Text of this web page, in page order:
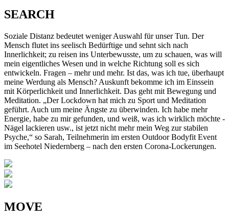
SEARCH
Soziale Distanz bedeutet weniger Auswahl für unser Tun. Der
Mensch flutet ins seelisch Bedürftige und sehnt sich nach
Innerlichkeit; zu reisen ins Unterbewusste, um zu schauen, was will
mein eigentliches Wesen und in welche Richtung soll es sich
entwickeln. Fragen – mehr und mehr. Ist das, was ich tue, überhaupt
meine Werdung als Mensch? Auskunft bekomme ich im Einssein
mit Körperlichkeit und Innerlichkeit. Das geht mit Bewegung und
Meditation. „Der Lockdown hat mich zu Sport und Meditation
geführt. Auch um meine Ängste zu überwinden. Ich habe mehr
Energie, habe zu mir gefunden, und weiß, was ich wirklich möchte -
Nägel lackieren usw., ist jetzt nicht mehr mein Weg zur stabilen
Psyche,“ so Sarah, Teilnehmerin im ersten Outdoor Bodyfit Event
im Seehotel Niedernberg – nach den ersten Corona-Lockerungen.
MOVE